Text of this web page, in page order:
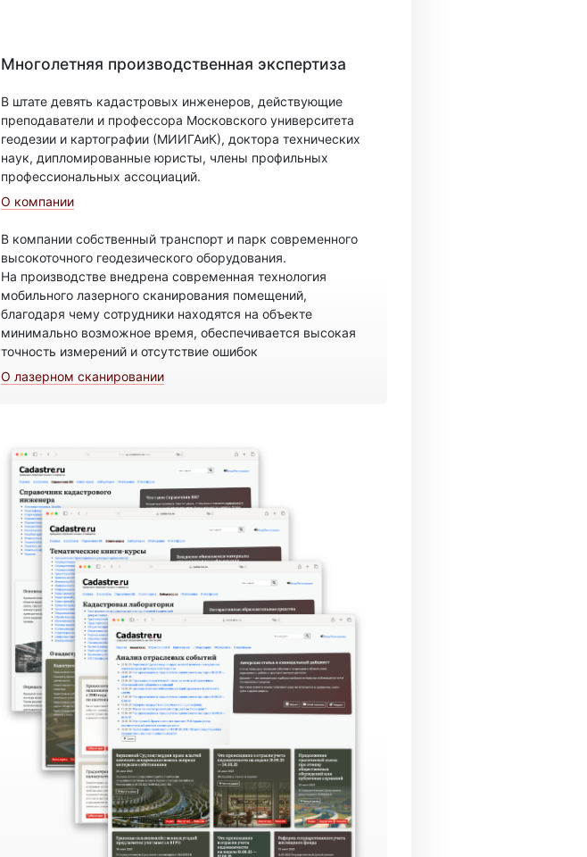
Многолетняя производственная экспертиза
В штате девять кадастровых инженеров, действующие
преподаватели и профессора Московского университета
геодезии и картографии (МИИГАиК), доктора технических
наук, дипломированные юристы, члены профильных
профессиональных ассоциаций.
О компании
В компании собственный транспорт и парк современного
высокоточного геодезического оборудования.
На производстве внедрена современная технология
мобильного лазерного сканирования помещений,
благодаря чему сотрудники находятся на объекте
минимально возможное время, обеспечивается высокая
точность измерений и отсутствие ошибок
О лазерном сканировании